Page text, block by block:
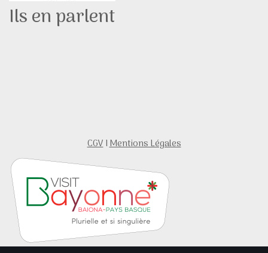
Ils en parlent
CGVIMentions Légales